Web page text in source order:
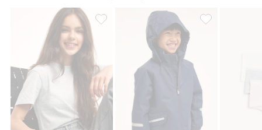
T-shirt, Lägg till i favoriter